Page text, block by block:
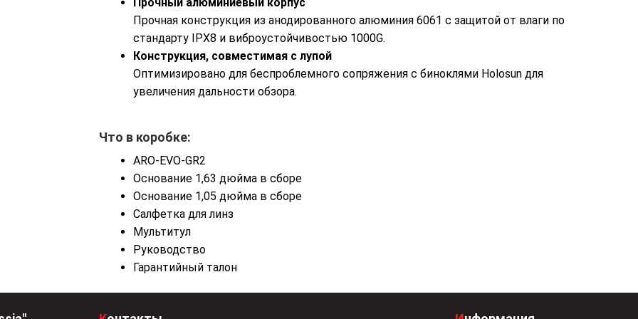
Прочная конструкция из анодированного алюминия 6061 с защитой от влаги по
стандарту IPX8 и виброустойчивостью 1000G.
Конструкция, совместимая с лупой
Оптимизировано для беспроблемного сопряжения с биноклями Holosun для
увеличения дальности обзора.
Что в коробке:
ARO-EVO-GR2
Основание 1,63 дюйма в сборе
Основание 1,05 дюйма в сборе
Салфетка для линз
Мультитул
Руководство
Гарантийный талон